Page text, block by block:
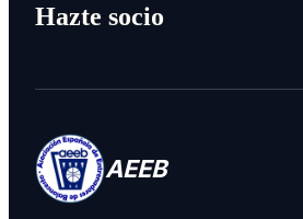
Hazte socio
AEEB